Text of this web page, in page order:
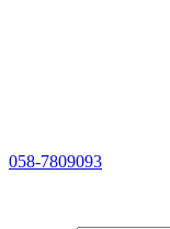
058-7809093